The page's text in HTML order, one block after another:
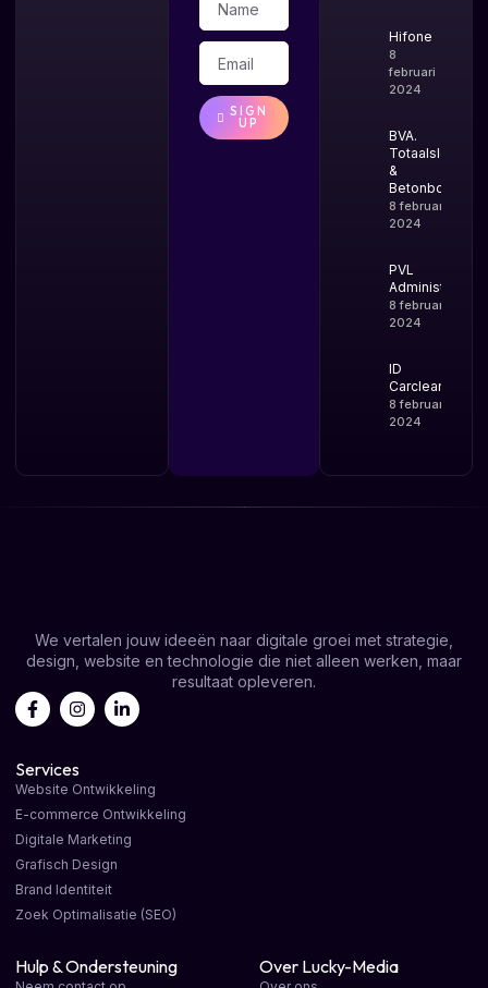
SIGN
UP
Hifone
8
februari
2024
BVA.
Totaalsloop
&
Betonboring
8 februari
2024
PVL
Administratie
8 februari
2024
ID
Carcleaning
8 februari
2024
We vertalen jouw ideeën naar digitale groei met strategie,
design, website en technologie die niet alleen werken, maar
resultaat opleveren.
Services
Website Ontwikkeling
E-commerce Ontwikkeling
Digitale Marketing
Grafisch Design
Brand Identiteit
Zoek Optimalisatie (SEO)
Hulp & Ondersteuning Over Lucky-Media